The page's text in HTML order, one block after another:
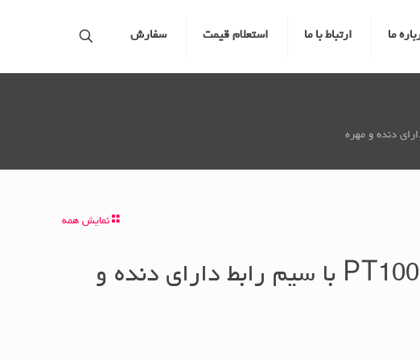
ما ارتباط با ما استعلام قیمت سفارش
نمایش همه
سنسور دما PT100 با سیم رابط دارای دنده و